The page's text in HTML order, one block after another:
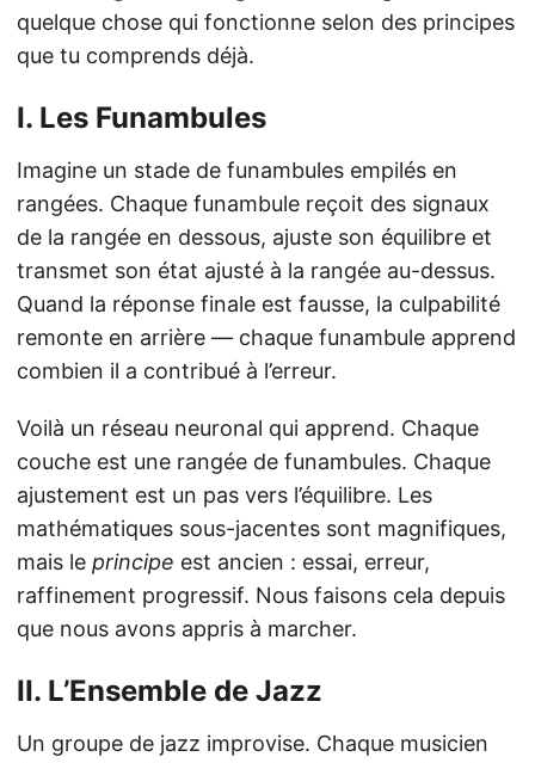
quelque chose qui fonctionne selon des principes
que tu comprends déjà.
I. Les Funambules
Imagine un stade de funambules empilés en
rangées. Chaque funambule reçoit des signaux
de la rangée en dessous, ajuste son équilibre et
transmet son état ajusté à la rangée au-dessus.
Quand la réponse finale est fausse, la culpabilité
remonte en arrière — chaque funambule apprend
combien il a contribué à l’erreur.
Voilà un réseau neuronal qui apprend. Chaque
couche est une rangée de funambules. Chaque
ajustement est un pas vers l’équilibre. Les
mathématiques sous-jacentes sont magnifiques,
mais le principe est ancien : essai, erreur,
raffinement progressif. Nous faisons cela depuis
que nous avons appris à marcher.
II. L’Ensemble de Jazz
Un groupe de jazz improvise. Chaque musicien